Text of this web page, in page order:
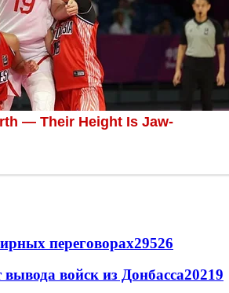
переговорах29526
войск из Донбасса20219